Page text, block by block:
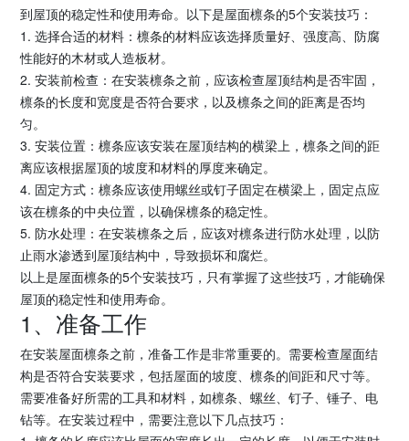
到屋顶的稳定性和使用寿命。以下是屋面檩条的5个安装技巧：
1. 选择合适的材料：檩条的材料应该选择质量好、强度高、防腐
性能好的木材或人造板材。
2. 安装前检查：在安装檩条之前，应该检查屋顶结构是否牢固，
檩条的长度和宽度是否符合要求，以及檩条之间的距离是否均
匀。
3. 安装位置：檩条应该安装在屋顶结构的横梁上，檩条之间的距
离应该根据屋顶的坡度和材料的厚度来确定。
4. 固定方式：檩条应该使用螺丝或钉子固定在横梁上，固定点应
该在檩条的中央位置，以确保檩条的稳定性。
5. 防水处理：在安装檩条之后，应该对檩条进行防水处理，以防
止雨水渗透到屋顶结构中，导致损坏和腐烂。
以上是屋面檩条的5个安装技巧，只有掌握了这些技巧，才能确保
屋顶的稳定性和使用寿命。
1、准备工作
在安装屋面檩条之前，准备工作是非常重要的。需要检查屋面结
构是否符合安装要求，包括屋面的坡度、檩条的间距和尺寸等。
需要准备好所需的工具和材料，如檩条、螺丝、钉子、锤子、电
钻等。在安装过程中，需要注意以下几点技巧：